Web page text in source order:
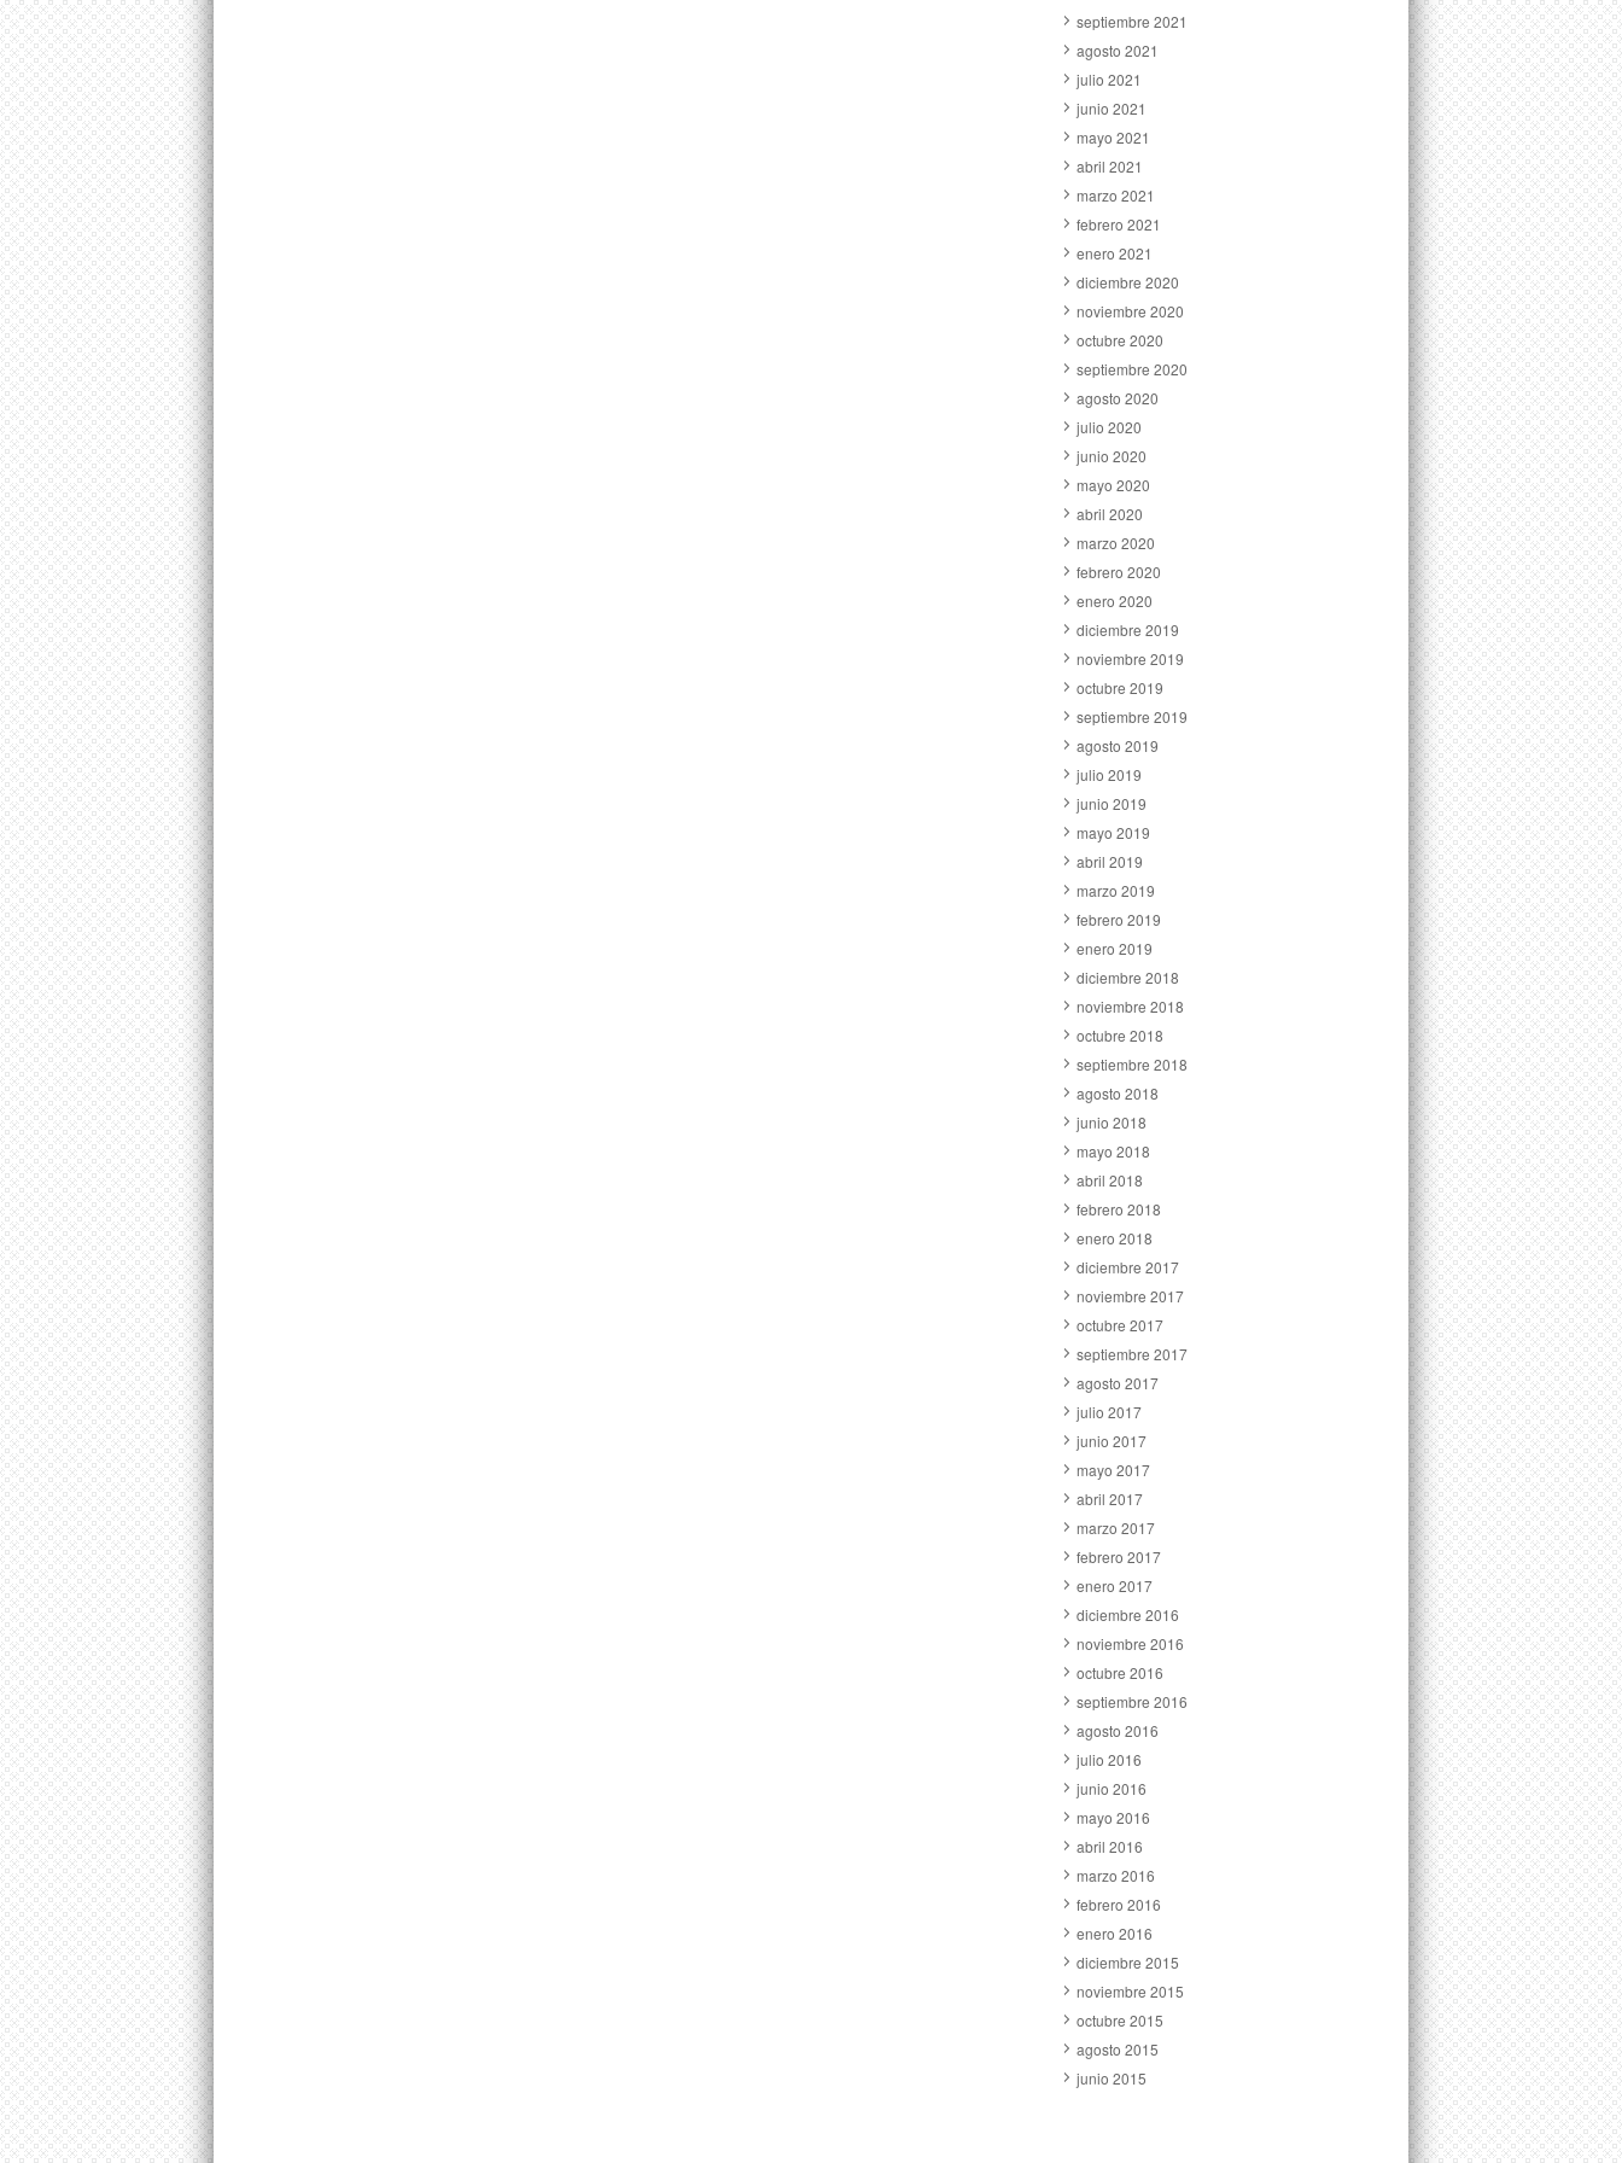
septiembre 2021
agosto 2021
julio 2021
junio 2021
mayo 2021
abril 2021
marzo 2021
febrero 2021
enero 2021
diciembre 2020
noviembre 2020
octubre 2020
septiembre 2020
agosto 2020
julio 2020
junio 2020
mayo 2020
abril 2020
marzo 2020
febrero 2020
enero 2020
diciembre 2019
noviembre 2019
octubre 2019
septiembre 2019
agosto 2019
julio 2019
junio 2019
mayo 2019
abril 2019
marzo 2019
febrero 2019
enero 2019
diciembre 2018
noviembre 2018
octubre 2018
septiembre 2018
agosto 2018
junio 2018
mayo 2018
abril 2018
febrero 2018
enero 2018
diciembre 2017
noviembre 2017
octubre 2017
septiembre 2017
agosto 2017
julio 2017
junio 2017
mayo 2017
abril 2017
marzo 2017
febrero 2017
enero 2017
diciembre 2016
noviembre 2016
octubre 2016
septiembre 2016
agosto 2016
julio 2016
junio 2016
mayo 2016
abril 2016
marzo 2016
febrero 2016
enero 2016
diciembre 2015
noviembre 2015
octubre 2015
agosto 2015
junio 2015